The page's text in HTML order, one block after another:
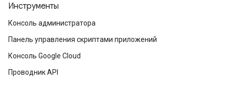
Инструменты
Консоль администратора
Панель управления скриптами приложений
Консоль Google Cloud
Проводник API